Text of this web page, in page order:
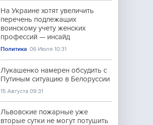
На Украине хотят увеличить
перечень подлежащих
воинскому учету женских
профессий — инсайд
Политика 06 Июля 10:31
Лукашенко намерен обсудить с
Путиным ситуацию в Белоруссии
15 Августа 09:31
Львовские пожарные уже
вторые сутки не могут потушить